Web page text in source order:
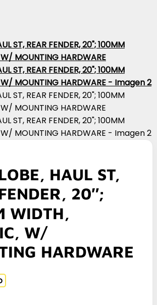
HAUL ST,
20″;
WIDTH,
W/
HARDWARE